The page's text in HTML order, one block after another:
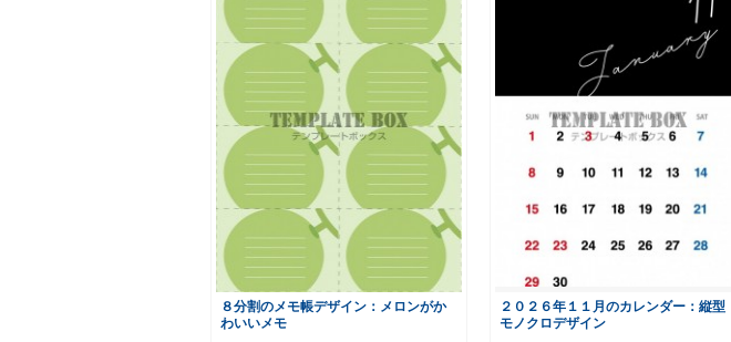
８分割のメモ帳デザイン：メロンがか
わいいメモ
２０２６年１１月のカレンダー：縦型
モノクロデザイン